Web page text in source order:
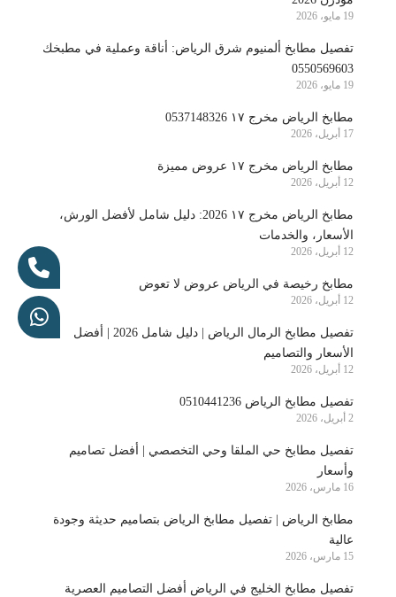
19 مايو، 2026
تفصيل مطابخ ألمنيوم شرق الرياض: أناقة وعملية في مطبخك
0550569603
19 مايو، 2026
مطابخ الرياض مخرج ١٧ 0537148326
17 أبريل، 2026
مطابخ الرياض مخرج ١٧ عروض مميزة
12 أبريل، 2026
مطابخ الرياض مخرج ١٧ 2026: دليل شامل لأفضل الورش،
الأسعار، والخدمات
12 أبريل، 2026
مطابخ رخيصة في الرياض عروض لا تعوض
12 أبريل، 2026
تفصيل مطابخ الرمال الرياض | دليل شامل 2026 | أفضل
الأسعار والتصاميم
12 أبريل، 2026
تفصيل مطابخ الرياض 0510441236
2 أبريل، 2026
تفصيل مطابخ حي الملقا وحي التخصصي | أفضل تصاميم
وأسعار
16 مارس، 2026
مطابخ الرياض | تفصيل مطابخ الرياض بتصاميم حديثة وجودة
عالية
15 مارس، 2026
تفصيل مطابخ الخليج في الرياض أفضل التصاميم العصرية